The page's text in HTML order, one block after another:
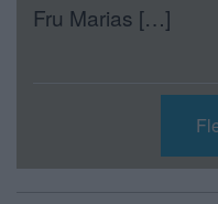
Fru Marias […]